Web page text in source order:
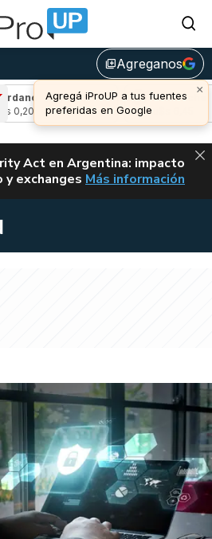
library_addAgreganos
×
Agregá iProUP a tus fuentes
preferidas en Google
(-0,16%)
Avalanche
u$s 6,45
ALERTA
Act en Argentina: impacto
exchanges CLARITY ACT EN
Más información